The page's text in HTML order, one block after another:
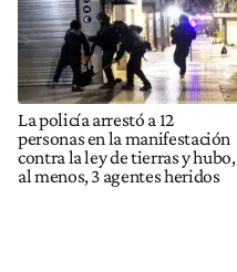
La policía arrestó a 12
personas en la manifestación
contra la ley de tierras y hubo,
al menos, 3 agentes heridos